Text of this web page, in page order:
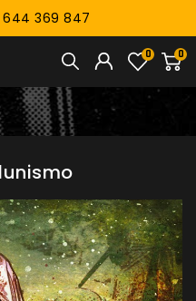
644 369 847
0
0